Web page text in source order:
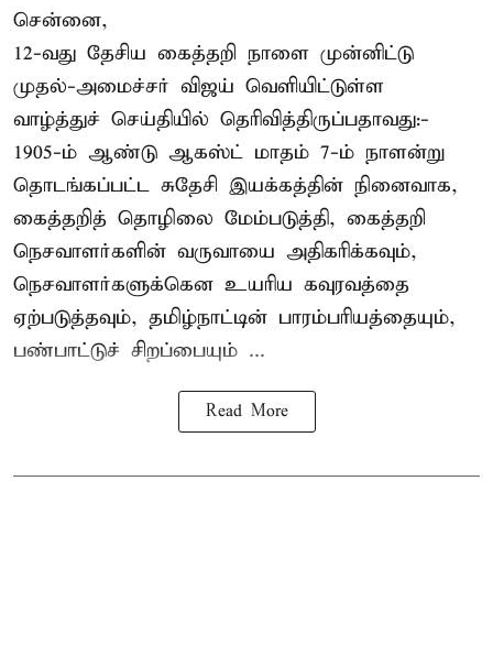
சென்னை,
12-வது தேசிய கைத்தறி நாளை முன்னிட்டு
முதல்-அமைச்சர் விஜய் வெளியிட்டுள்ள
வாழ்த்துச் செய்தியில் தெரிவித்திருப்பதாவது:-
1905-ம் ஆண்டு ஆகஸ்ட் மாதம் 7-ம் நாளன்று
தொடங்கப்பட்ட சுதேசி இயக்கத்தின் நினைவாக,
கைத்தறித் தொழிலை மேம்படுத்தி, கைத்தறி
நெசவாளர்களின் வருவாயை அதிகரிக்கவும்,
நெசவாளர்களுக்கென உயரிய கவுரவத்தை
ஏற்படுத்தவும், தமிழ்நாட்டின் பாரம்பரியத்தையும்,
பண்பாட்டுச் சிறப்பையும் ...
Read More